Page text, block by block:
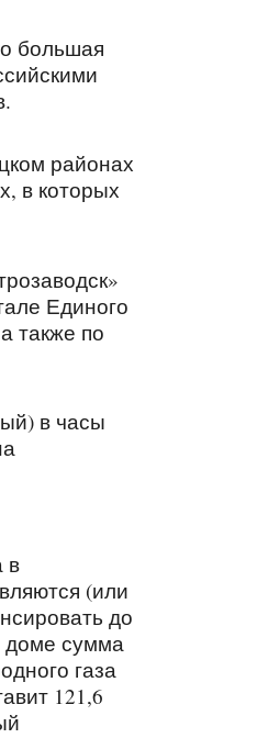
большая
районах
в которых
Единого
также по
в часы
в
(или
до
доме сумма
газа
121,6